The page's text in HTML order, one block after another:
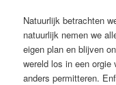
Natuurlijk betrachten
natuurlijk nemen we
eigen plan en blijven
wereld los in een orgie
anders permitteren.